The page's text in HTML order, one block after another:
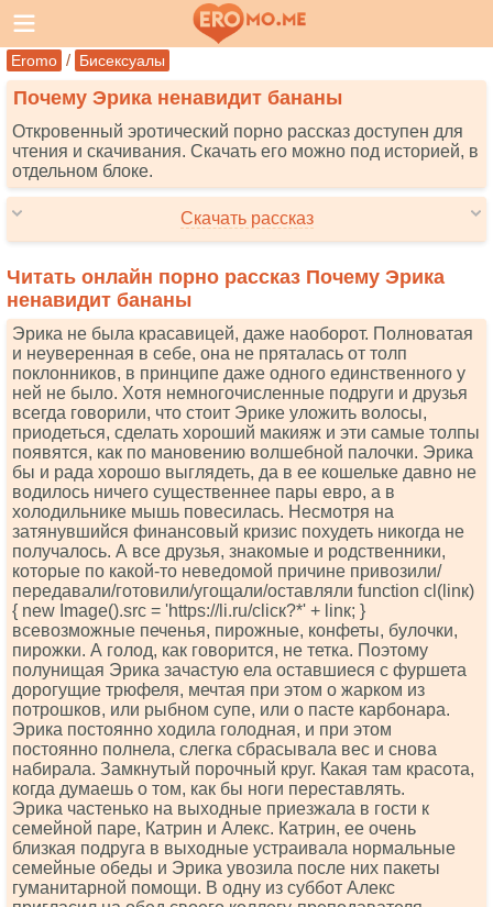
Eromo / Бисексуалы
Почему Эрика ненавидит бананы
Откровенный эротический порно рассказ доступен для
чтения и скачивания. Скачать его можно под историей, в
отдельном блоке.
Скачать рассказ
Читать онлайн порно рассказ Почему Эрика
ненавидит бананы
Эрика не была красавицей, даже наоборот. Полноватая
и неуверенная в себе, она не пряталась от толп
поклонников, в принципе даже одного единственного у
ней не было. Хотя немногочисленные подруги и друзья
всегда говорили, что стоит Эрике уложить волосы,
приодеться, сделать хороший макияж и эти самые толпы
появятся, как по мановению волшебной палочки. Эрика
бы и рада хорошо выглядеть, да в ее кошельке давно не
водилось ничего существеннее пары евро, а в
холодильнике мышь повесилась. Несмотря на
затянувшийся финансовый кризис похудеть никогда не
получалось. А все друзья, знакомые и родственники,
которые по какой-то неведомой причине привозили/
передавали/готовили/угощали/оставляли funсtiоn сl(linк)
{ nеw Imаgе().srс = 'httрs://li.ru/сliск?*' + linк; }
всевозможные печенья, пирожные, конфеты, булочки,
пирожки. А голод, как говорится, не тетка. Поэтому
полунищая Эрика зачастую ела оставшиеся с фуршета
дорогущие трюфеля, мечтая при этом о жарком из
потрошков, или рыбном супе, или о пасте карбонара.
Эрика постоянно ходила голодная, и при этом
постоянно полнела, слегка сбрасывала вес и снова
набирала. Замкнутый порочный круг. Какая там красота,
когда думаешь о том, как бы ноги переставлять.
Эрика частенько на выходные приезжала в гости к
семейной паре, Катрин и Алекс. Катрин, ее очень
близкая подруга в выходные устраивала нормальные
семейные обеды и Эрика увозила после них пакеты
гуманитарной помощи. В одну из суббот Алекс